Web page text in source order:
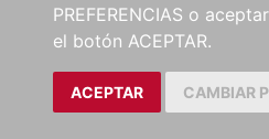
PREFERENCIAS o
el botón ACEPTAR.
ACEPTAR CAMBIAR